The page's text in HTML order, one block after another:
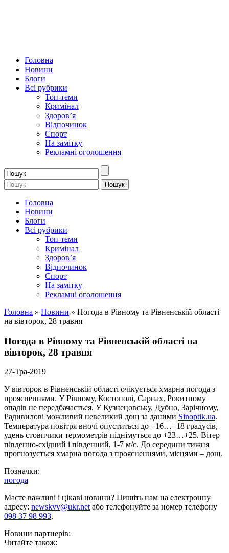
Головна
Новини
Блоги
Всі рубрики
Топ-теми
Кримінал
Здоров’я
Відпочинок
Спорт
На замітку
Рекламні оголошення
Головна
Новини
Блоги
Всі рубрики
Топ-теми
Кримінал
Здоров’я
Відпочинок
Спорт
На замітку
Рекламні оголошення
Головна » Новини » Погода в Рівному та Рівненській області
на вівторок, 28 травня
Погода в Рівному та Рівненській області на
вівторок, 28 травня
27-Тра-2019
У вівторок в Рівненській області очікується хмарна погода з
проясненнями. У Рівному, Костополі, Сарнах, Рокитному
опадів не передбачається. У Кузнецовську, Дубно, Зарічному,
Радивилові можливий невеликий дощ за даними Sinoptik.ua.
Температура повітря вночі опуститься до +16…+18 градусів,
удень стовпчики термометрів піднімуться до +23…+25. Вітер
південно-східний і південний, 1-7 м/с. До середини тижня
прогнозується хмарна погода з проясненнями, місцями – дощ.
Позначки:
погода
Маєте важливі і цікаві новини? Пишіть нам на електронну
адресу: newskvv@ukr.netабо телефонуйте за номер телефону
098 37 98 993.
Новини партнерів:
Читайте також: